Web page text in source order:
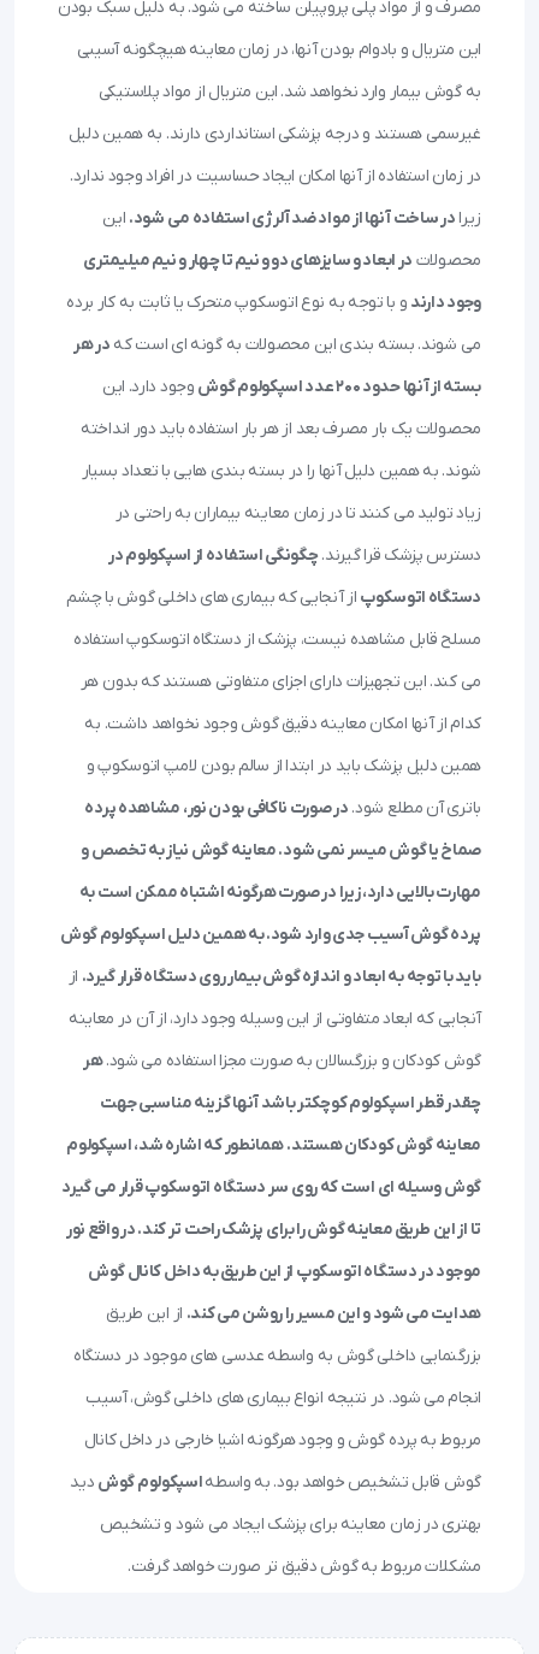
مصرف و از مواد پلی پروپیلن ساخته می شود. به دلیل سبک بودن
این متریال و بادوام بودن آنها، در زمان معاینه هیچگونه آسیبی
به گوش بیمار وارد نخواهد شد. این متریال از مواد پلاستیکی
غیرسمی هستند و درجه پزشکی استانداردی دارند. به همین دلیل
در زمان استفاده از آنها امکان ایجاد حساسیت در افراد وجود ندارد.
زیرا در ساخت آنها از مواد ضد آلرژی استفاده می شود. این
محصولات در ابعاد و سایزهای دو و نیم تا چهار و نیم میلیمتری
وجود دارند و با توجه به نوع اتوسکوپ متحرک یا ثابت به کار برده
می شوند. بسته بندی این محصولات به گونه ای است که در هر
بسته از آنها حدود ۲۰۰ عدد
اسپکولوم گوش وجود دارد. این
محصولات یک بار مصرف بعد از هر بار استفاده باید دور انداخته
شوند. به همین دلیل آنها را در بسته بندی هایی با تعداد بسیار
زیاد تولید می کنند تا در زمان معاینه بیماران به راحتی در
دسترس پزشک قرا گیرند.چگونگی استفاده از اسپکولوم در
دستگاه اتوسکوپ از آنجایی که بیماری های داخلی گوش با چشم
مسلح قابل مشاهده نیست، پزشک از دستگاه اتوسکوپ استفاده
می کند. این تجهیزات دارای اجزای متفاوتی هستند که بدون هر
کدام از آنها امکان معاینه دقیق گوش وجود نخواهد داشت. به
همین دلیل پزشک باید در ابتدا از سالم بودن لامپ اتوسکوپ و
باتری آن مطلع شود. در صورت ناکافی بودن نور، مشاهده پرده
صماخ یا گوش میسر نمی شود. معاینه گوش نیاز به تخصص و
مهارت بالایی دارد، زیرا در صورت هرگونه اشتباه ممکن است به
پرده گوش آسیب جدی وارد شود. به همین دلیل اسپکولوم گوش
باید با توجه به ابعاد و اندازه گوش بیمار روی دستگاه قرار گیرد. از
آنجایی که ابعاد متفاوتی از این وسیله وجود دارد، از آن در معاینه
گوش کودکان و بزرگسالان به صورت مجزا استفاده می شود.هر
چقدر قطر اسپکولوم کوچکتر باشد آنها گزینه مناسبی جهت
معاینه گوش کودکان هستند.همانطور که اشاره شد، اسپکولوم
گوش وسیله ای است که روی سر دستگاه اتوسکوپ قرار می گیرد
تا از این طریق معاینه گوش را برای پزشک راحت‌ تر کند. در واقع نور
موجود در دستگاه اتوسکوپ از این طریق به داخل کانال گوش
هدایت می شود و این مسیر را روشن می کند. از این طریق
بزرگنمایی داخلی گوش به واسطه عدسی های موجود در دستگاه
انجام می شود. در نتیجه انواع بیماری های داخلی گوش، آسیب
مربوط به پرده گوش و وجود هرگونه اشیا خارجی در داخل کانال
گوش قابل تشخیص خواهد بود. به واسطهاسپکولوم گوش دید
بهتری در زمان معاینه برای پزشک ایجاد می شود و تشخیص
مشکلات مربوط به گوش دقیق تر صورت خواهد گرفت.